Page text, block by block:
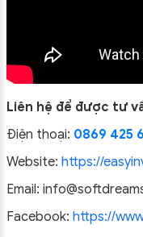
Liên hệ để được tư
Điện thoại: 0869 425
Website: https://
Email:
Facebook: https://